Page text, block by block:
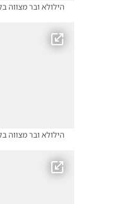
הילולא ובר מצווה
הילולא ובר מצווה